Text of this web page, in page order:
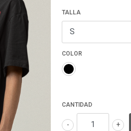
TALLA
COLOR
CANTIDAD
+
-